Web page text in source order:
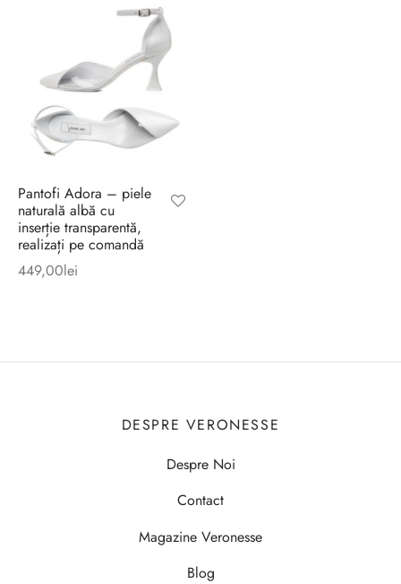
Pantofi Adora – piele
naturală albă cu
inserție transparentă,
realizați pe comandă
449,00lei
DESPRE VERONESSE
Despre Noi
Contact
Magazine Veronesse
Blog